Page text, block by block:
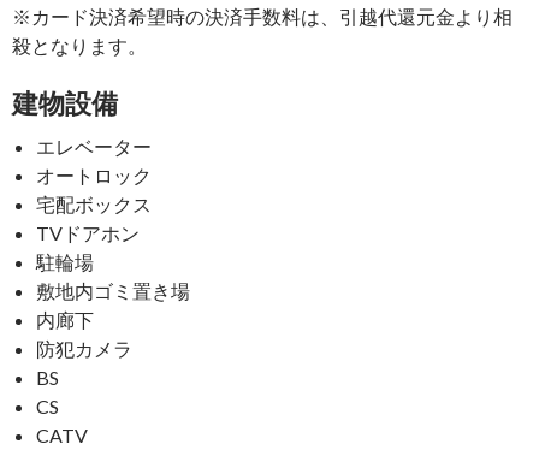
※カード決済希望時の決済手数料は、引越代還元金より相
殺となります。
建物設備
エレベーター
オートロック
宅配ボックス
TVドアホン
駐輪場
敷地内ゴミ置き場
内廊下
防犯カメラ
BS
CS
CATV